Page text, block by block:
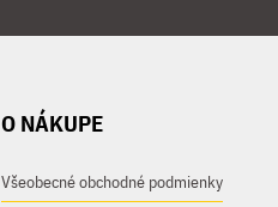
O NÁKUPE
Všeobecné obchodné podmienky